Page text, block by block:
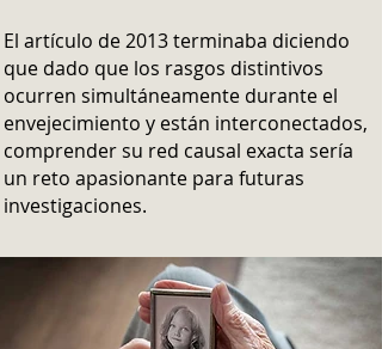
El artículo de 2013 terminaba diciendo
que dado que los rasgos distintivos
ocurren simultáneamente durante el
envejecimiento y están interconectados,
comprender su red causal exacta sería
un reto apasionante para futuras
investigaciones.